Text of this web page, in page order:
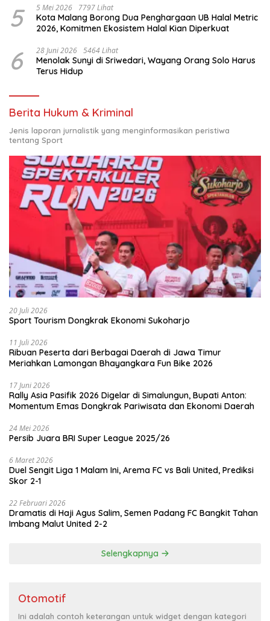
5 5 Mei 2026 7797 Lihat
Kota Malang Borong Dua Penghargaan UB Halal Metric
2026, Komitmen Ekosistem Halal Kian Diperkuat
6 28 Juni 2026 5464 Lihat
Menolak Sunyi di Sriwedari, Wayang Orang Solo Harus
Terus Hidup
Berita Hukum & Kriminal
Jenis laporan jurnalistik yang menginformasikan peristiwa
tentang Sport
20 Juli 2026
Sport Tourism Dongkrak Ekonomi Sukoharjo
11 Juli 2026
Ribuan Peserta dari Berbagai Daerah di Jawa Timur
Meriahkan Lamongan Bhayangkara Fun Bike 2026
17 Juni 2026
Rally Asia Pasifik 2026 Digelar di Simalungun, Bupati Anton:
Momentum Emas Dongkrak Pariwisata dan Ekonomi Daerah
24 Mei 2026
Persib Juara BRI Super League 2025/26
6 Maret 2026
Duel Sengit Liga 1 Malam Ini, Arema FC vs Bali United, Prediksi
Skor 2-1
22 Februari 2026
Dramatis di Haji Agus Salim, Semen Padang FC Bangkit Tahan
Imbang Malut United 2-2
Selengkapnya
Otomotif
Ini adalah contoh keterangan untuk widget dengan kategori